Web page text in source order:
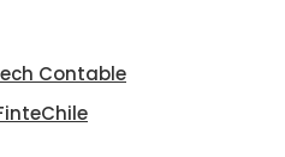
Contable